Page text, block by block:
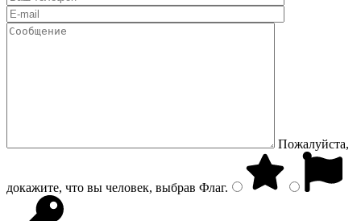
Пожалуйста,
докажите, что вы человек, выбрав Флаг.